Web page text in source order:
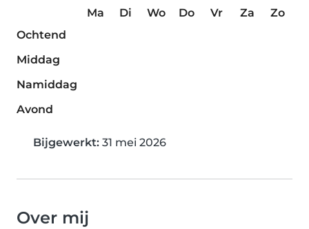
Ma Di Wo Do Vr Za
Zo
Ochtend
Middag
Namiddag
Avond
Bijgewerkt: 31 mei 2026
Over mij